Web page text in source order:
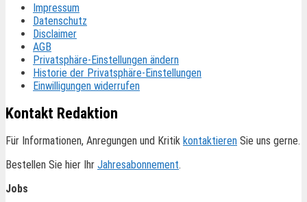
Impressum
Datenschutz
Disclaimer
AGB
Privatsphäre-Einstellungen ändern
Historie der Privatsphäre-Einstellungen
Einwilligungen widerrufen
Kontakt Redaktion
Für Informationen, Anregungen und Kritik kontaktieren Sie uns gerne.
Bestellen Sie hier Ihr Jahresabonnement.
Jobs